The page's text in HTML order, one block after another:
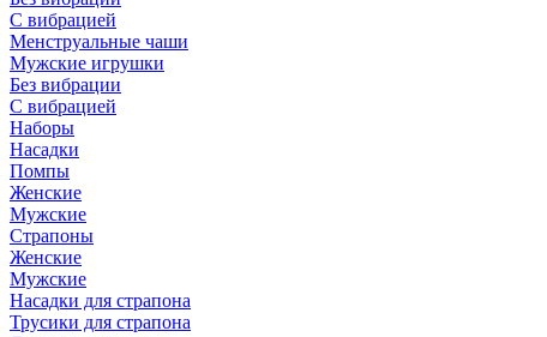
С вибрацией
Менструальные чаши
Мужские игрушки
Без вибрации
С вибрацией
Наборы
Насадки
Помпы
Женские
Мужские
Страпоны
Женские
Мужские
Насадки для страпона
Трусики для страпона